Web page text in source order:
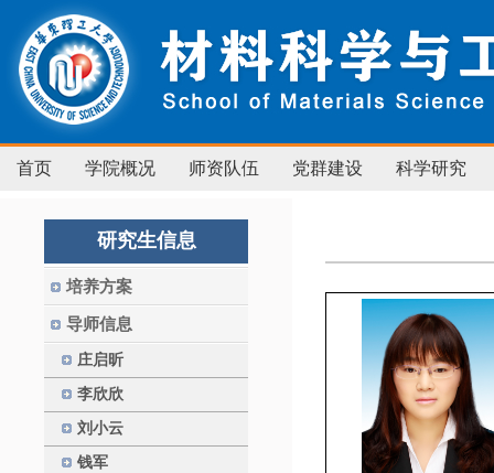
首页 学院概况 师资队伍 党群建设 科学研究
研究生信息
培养方案
导师信息
庄启昕
李欣欣
刘小云
钱军